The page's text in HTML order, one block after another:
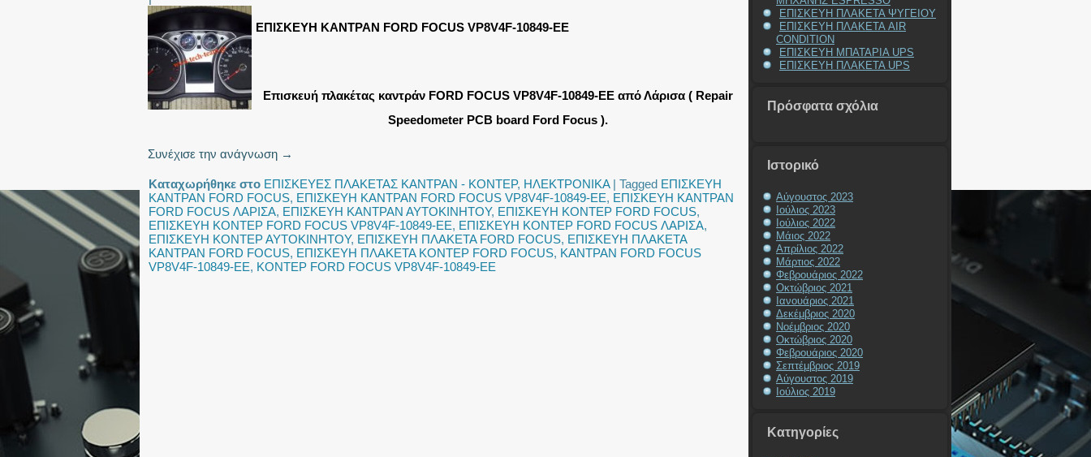
ΕΠΙΣΚΕΥΗ ΚΑΝΤΡΑΝ FORD FOCUS VP8V4F-10849-EE
Επισκευή πλακέτας καντράν FORD FOCUS VP8V4F-10849-EE από Λάρισα ( Repair
Speedometer PCB board Ford Focus ).
Συνέχισε την ανάγνωση →
Καταχωρήθηκε στο ΕΠΙΣΚΕΥΕΣ ΠΛΑΚΕΤΑΣ ΚΑΝΤΡΑΝ - ΚΟΝΤΕΡ, ΗΛΕΚΤΡΟΝΙΚΑ| Tagged ΕΠΙΣΚΕΥΗ
ΚΑΝΤΡΑΝ FORD FOCUS, ΕΠΙΣΚΕΥΗ ΚΑΝΤΡΑΝ FORD FOCUS VP8V4F-10849-EE, ΕΠΙΣΚΕΥΗ ΚΑΝΤΡΑΝ
FORD FOCUS ΛΑΡΙΣΑ, ΕΠΙΣΚΕΥΗ ΚΑΝΤΡΑΝ ΑΥΤΟΚΙΝΗΤΟΥ, ΕΠΙΣΚΕΥΗ ΚΟΝΤΕΡ FORD FOCUS,
ΕΠΙΣΚΕΥΗ ΚΟΝΤΕΡ FORD FOCUS VP8V4F-10849-EE, ΕΠΙΣΚΕΥΗ ΚΟΝΤΕΡ FORD FOCUS ΛΑΡΙΣΑ,
ΕΠΙΣΚΕΥΗ ΚΟΝΤΕΡ ΑΥΤΟΚΙΝΗΤΟΥ, ΕΠΙΣΚΕΥΗ ΠΛΑΚΕΤΑ FORD FOCUS, ΕΠΙΣΚΕΥΗ ΠΛΑΚΕΤΑ
ΚΑΝΤΡΑΝ FORD FOCUS, ΕΠΙΣΚΕΥΗ ΠΛΑΚΕΤΑ ΚΟΝΤΕΡ FORD FOCUS, ΚΑΝΤΡΑΝ FORD FOCUS
VP8V4F-10849-EE, ΚΟΝΤΕΡ FORD FOCUS VP8V4F-10849-EE
ΕΠΙΣΚΕΥΗ ΠΛΑΚΕΤΑ ΨΥΓΕΙΟΥ
ΕΠΙΣΚΕΥΗ ΠΛΑΚΕΤΑ AIR
CONDITION
ΕΠΙΣΚΕΥΗ ΜΠΑΤΑΡΙΑ UPS
ΕΠΙΣΚΕΥΗ ΠΛΑΚΕΤΑ UPS
Πρόσφατα σχόλια
Ιστορικό
Αύγουστος 2023
Ιούλιος 2023
Ιούλιος 2022
Μάιος 2022
Απρίλιος 2022
Μάρτιος 2022
Φεβρουάριος 2022
Οκτώβριος 2021
Ιανουάριος 2021
Δεκέμβριος 2020
Νοέμβριος 2020
Οκτώβριος 2020
Φεβρουάριος 2020
Σεπτέμβριος 2019
Αύγουστος 2019
Ιούλιος 2019
Kατηγορίες